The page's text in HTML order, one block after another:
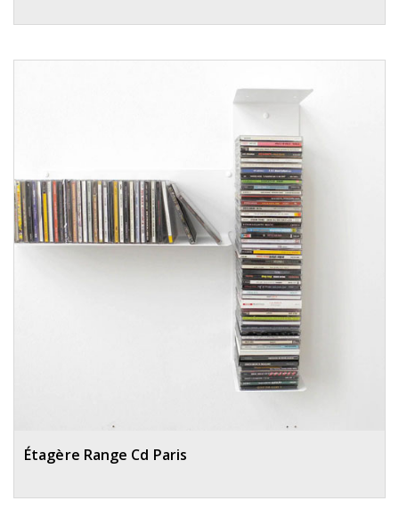
Étagère Range Cd Paris